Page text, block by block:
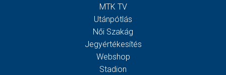
MTK TV
Utánpótlás
Női Szakág
Jegyértékesítés
Webshop
Stadion